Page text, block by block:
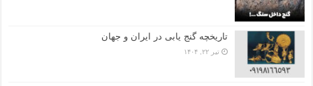
تاریخچه گنج‌ یابی در ایران و جهان
تیر ۲۲, ۱۴۰۴